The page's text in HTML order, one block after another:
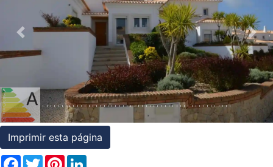
Condições
Testemunhos
Previous Next
Imprimir esta página
Facebook
TwitterPinterest